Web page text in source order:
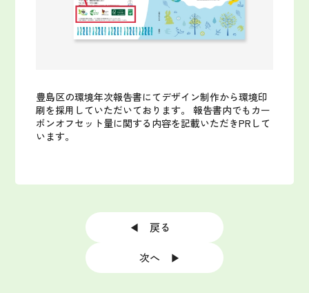
豊島区の環境年次報告書にてデザイン制作から環境印
刷を採用していただいております。 報告書内でもカー
ボンオフセット量に関する内容を記載いただきPRして
います。
◀ 戻る
次へ ▶